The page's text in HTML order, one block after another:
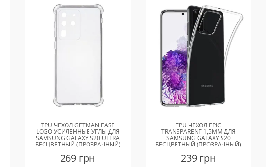
TPU ЧЕХОЛ GETMAN EASE
LOGO УСИЛЕННЫЕ УГЛЫ ДЛЯ
SAMSUNG GALAXY S20 ULTRA
БЕСЦВЕТНЫЙ (ПРОЗРАЧНЫЙ)
269 грн
TPU ЧЕХОЛ EPIC
TRANSPARENT 1,5MM ДЛЯ
SAMSUNG GALAXY S20
БЕСЦВЕТНЫЙ (ПРОЗРАЧНЫЙ)
239 грн